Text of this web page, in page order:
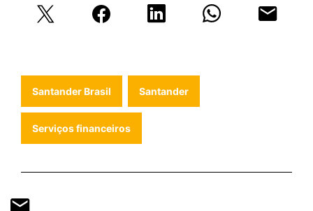
Santander Brasil Santander
Serviços financeiros